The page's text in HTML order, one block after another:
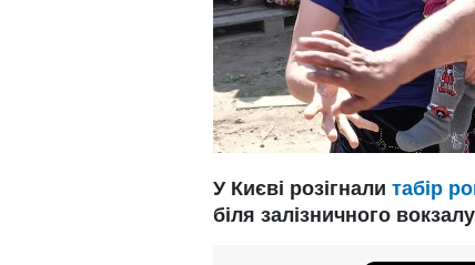
У Києві розігнали табір
біля залізничного вокзалу